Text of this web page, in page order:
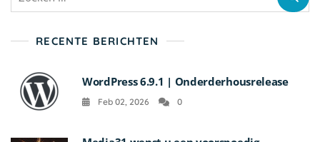
RECENTE BERICHTEN
WordPress 6.9.1 | Onderderhousrelease
Feb 02, 2026 0